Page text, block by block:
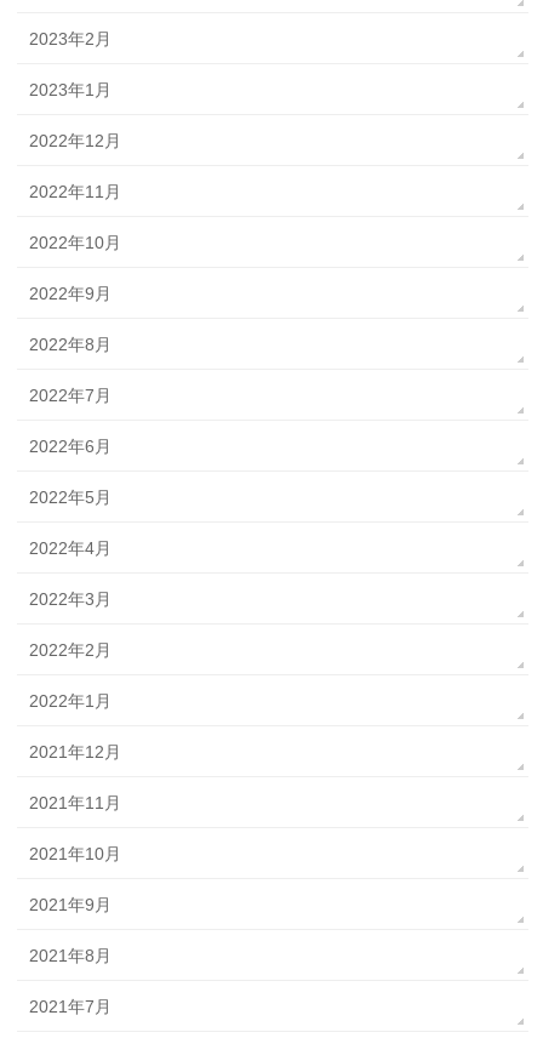
2023年2月
2023年1月
2022年12月
2022年11月
2022年10月
2022年9月
2022年8月
2022年7月
2022年6月
2022年5月
2022年4月
2022年3月
2022年2月
2022年1月
2021年12月
2021年11月
2021年10月
2021年9月
2021年8月
2021年7月